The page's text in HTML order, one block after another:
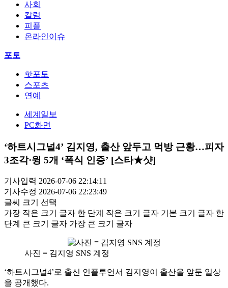
사회
칼럼
피플
온라인이슈
포토
핫포토
스포츠
연예
세계일보
PC화면
‘하트시그널4’ 김지영, 출산 앞두고 먹방 근황…피자
3조각·윙 5개 ‘폭식 인증’ [스타★샷]
기사입력 2026-07-06 22:14:11
기사수정 2026-07-06 22:23:49
글씨 크기 선택
가장 작은 크기 글자 한 단계 작은 크기 글자 기본 크기 글자 한
단계 큰 크기 글자 가장 큰 크기 글자
사진 = 김지영 SNS 계정
‘하트시그널4’로 출신 인플루언서 김지영이 출산을 앞둔 일상
을 공개했다.